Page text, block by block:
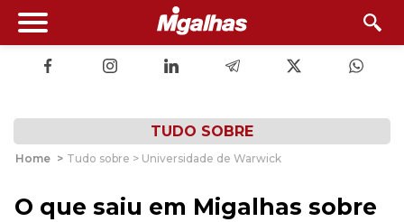
TUDO SOBRE
Home > Tudo sobre > Universidade de Warwick
O que saiu em Migalhas sobre